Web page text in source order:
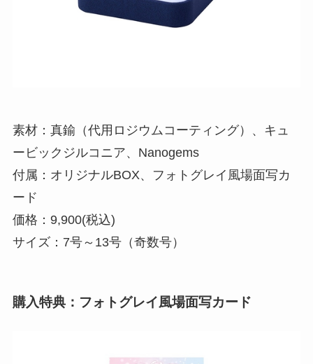
素材：真鍮（代用ロジウムコーティング）、キュ
ービックジルコニア、Nanogems
付属：オリジナルBOX、フォトグレイ風場面写カ
ード
価格：9,900(税込)
サイズ：7号～13号（奇数号）
購入特典：フォトグレイ風場面写カード